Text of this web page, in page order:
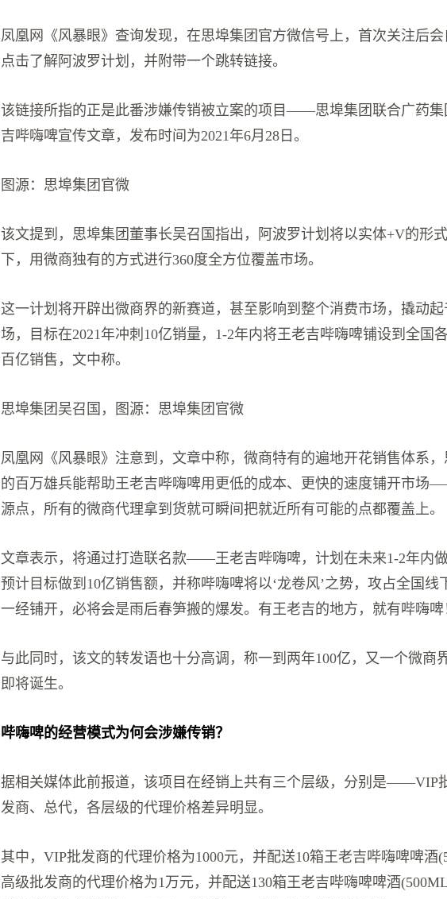
凤凰网《风暴眼》查询发现，在思埠集团官方微信号上，首次关注后
点击了解阿波罗计划，并附带一个跳转链接。
该链接所指的正是此番涉嫌传销被立案的项目——思埠集团联合广药集
吉哔嗨啤宣传文章，发布时间为2021年6月28日。
图源：思埠集团官微
该文提到，思埠集团董事长吴召国指出，阿波罗计划将以实体+V的形
下，用微商独有的方式进行360度全方位覆盖市场。
这一计划将开辟出微商界的新赛道，甚至影响到整个消费市场，撬动
场，目标在2021年冲刺10亿销量，1-2年内将王老吉哔嗨啤铺设到全国
百亿销售，文中称。
思埠集团吴召国，图源：思埠集团官微
凤凰网《风暴眼》注意到，文章中称，微商特有的遍地开花销售体系，
的百万雄兵能帮助王老吉哔嗨啤用更低的成本、更快的速度铺开市场
源点，所有的微商代理拿到货就可瞬间把就近所有可能的点都覆盖上。
文章表示，将通过打造联名款——王老吉哔嗨啤，计划在未来1-2年内
预计目标做到10亿销售额，并称哔嗨啤将以‘龙卷风’之势，攻占全国线
一经铺开，必将会是雨后春笋搬的爆发。有王老吉的地方，就有哔嗨啤
与此同时，该文的转发语也十分高调，称一到两年100亿，又一个微商
即将诞生。
哔嗨啤的经营模式为何会涉嫌传销？
据相关媒体此前报道，该项目在经销上共有三个层级，分别是——VIP
发商、总代，各层级的代理价格差异明显。
其中，VIP批发商的代理价格为1000元，并配送10箱王老吉哔嗨啤啤酒
高级批发商的代理价格为1万元，并配送130箱王老吉哔嗨啤啤酒